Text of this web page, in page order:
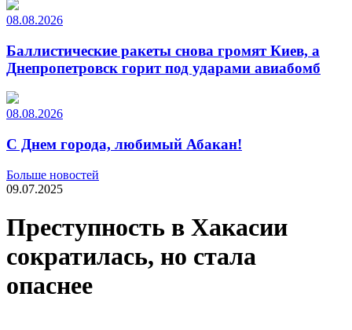
08.08.2026
Баллистические ракеты снова громят Киев, а
Днепропетровск горит под ударами авиабомб
08.08.2026
С Днем города, любимый Абакан!
Больше новостей
09.07.2025
Преступность в Хакасии
сократилась, но стала
опаснее